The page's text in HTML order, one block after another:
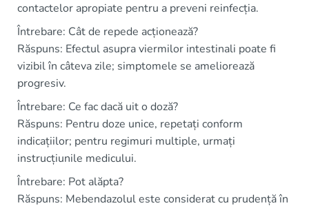
contactelor apropiate pentru a preveni reinfecția.
Întrebare: Cât de repede acționează?
Răspuns: Efectul asupra viermilor intestinali poate fi
vizibil în câteva zile; simptomele se ameliorează
progresiv.
Întrebare: Ce fac dacă uit o doză?
Răspuns: Pentru doze unice, repetați conform
indicațiilor; pentru regimuri multiple, urmați
instrucțiunile medicului.
Întrebare: Pot alăpta?
Răspuns: Mebendazolul este considerat cu prudență în